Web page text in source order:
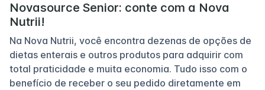
Novasource Senior: conte com a Nova
Nutrii!
Na Nova Nutrii, você encontra dezenas de opções de
dietas enterais e outros produtos para adquirir com
total praticidade e muita economia. Tudo isso com o
benefício de receber o seu pedido diretamente em